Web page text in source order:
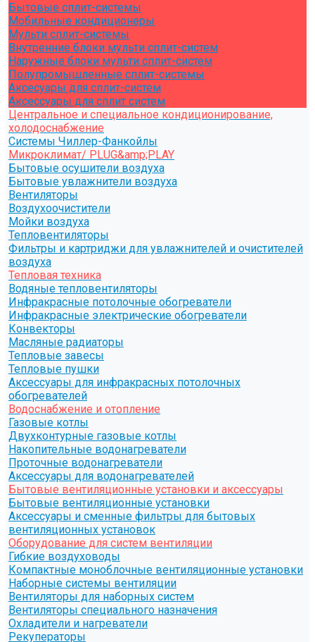
Бытовые сплит-системы
Мобильные кондиционеры
Мульти сплит-системы
Внутренние блоки мульти сплит-систем
Наружные блоки мульти сплит-систем
Полупромышленные сплит-системы
Аксесуары для сплит-систем
Аксессуары для сплит систем
Центральное и специальное кондиционирование,
холодоснабжение
Системы Чиллер-Фанкойлы
Микроклимат/ PLUG&amp;PLAY
Бытовые осушители воздуха
Бытовые увлажнители воздуха
Вентиляторы
Воздухоочистители
Мойки воздуха
Тепловентиляторы
Фильтры и картриджи для увлажнителей и очистителей
воздуха
Тепловая техника
Водяные тепловентиляторы
Инфракрасные потолочные обогреватели
Инфракрасные электрические обогреватели
Конвекторы
Масляные радиаторы
Тепловые завесы
Тепловые пушки
Аксессуары для инфракрасных потолочных
обогревателей
Водоснабжение и отопление
Газовые котлы
Двухконтурные газовые котлы
Накопительные водонагреватели
Проточные водонагреватели
Аксессуары для водонагревателей
Бытовые вентиляционные установки и аксессуары
Бытовые вентиляционные установки
Аксессуары и сменные фильтры для бытовых
вентиляционных установок
Оборудование для систем вентиляции
Гибкие воздуховоды
Компактные моноблочные вентиляционные установки
Наборные системы вентиляции
Вентиляторы для наборных систем
Вентиляторы специального назначения
Охладители и нагреватели
Рекуператоры